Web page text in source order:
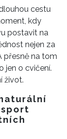
cestu
kdy
postavit na
nejen za
přesně na tom
jen o cvičení.
život.